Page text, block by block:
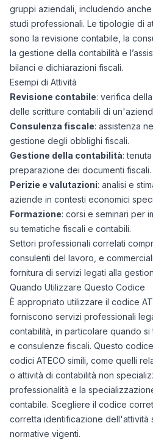
gruppi aziendali, includendo
studi professionali. Le tipologie di
sono la revisione contabile, la
la gestione della contabilità e
bilanci e dichiarazioni fiscali.
Esempi di Attività
Revisione contabile: verifica
delle scritture contabili di
Consulenza fiscale: assistenza
gestione degli obblighi fiscali.
Gestione della contabilità:
preparazione dei documenti fiscali.
Perizie e valutazioni: analisi e
aziende in contesti economici
Formazione: corsi e seminari per
su tematiche fiscali e contabili.
Settori professionali correlati
consulenti del lavoro, e
fornitura di servizi legati alla
Quando Utilizzare Questo Codice
È appropriato utilizzare il codice
forniscono servizi professionali
contabilità, in particolare quando
e consulenze fiscali. Questo
codici ATECO simili, come quelli
o attività di contabilità non
professionalità e la
contabile. Scegliere il codice
corretta identificazione dell'attività
normative vigenti.